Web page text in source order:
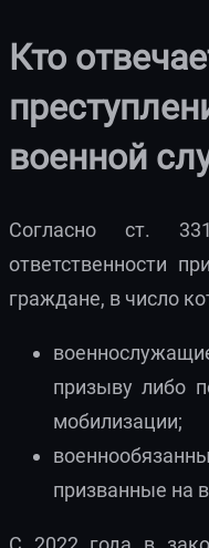
Кто
военной
Согласно ст.
ответственности
граждане, в число
призыву либо
мобилизации;
призванные на